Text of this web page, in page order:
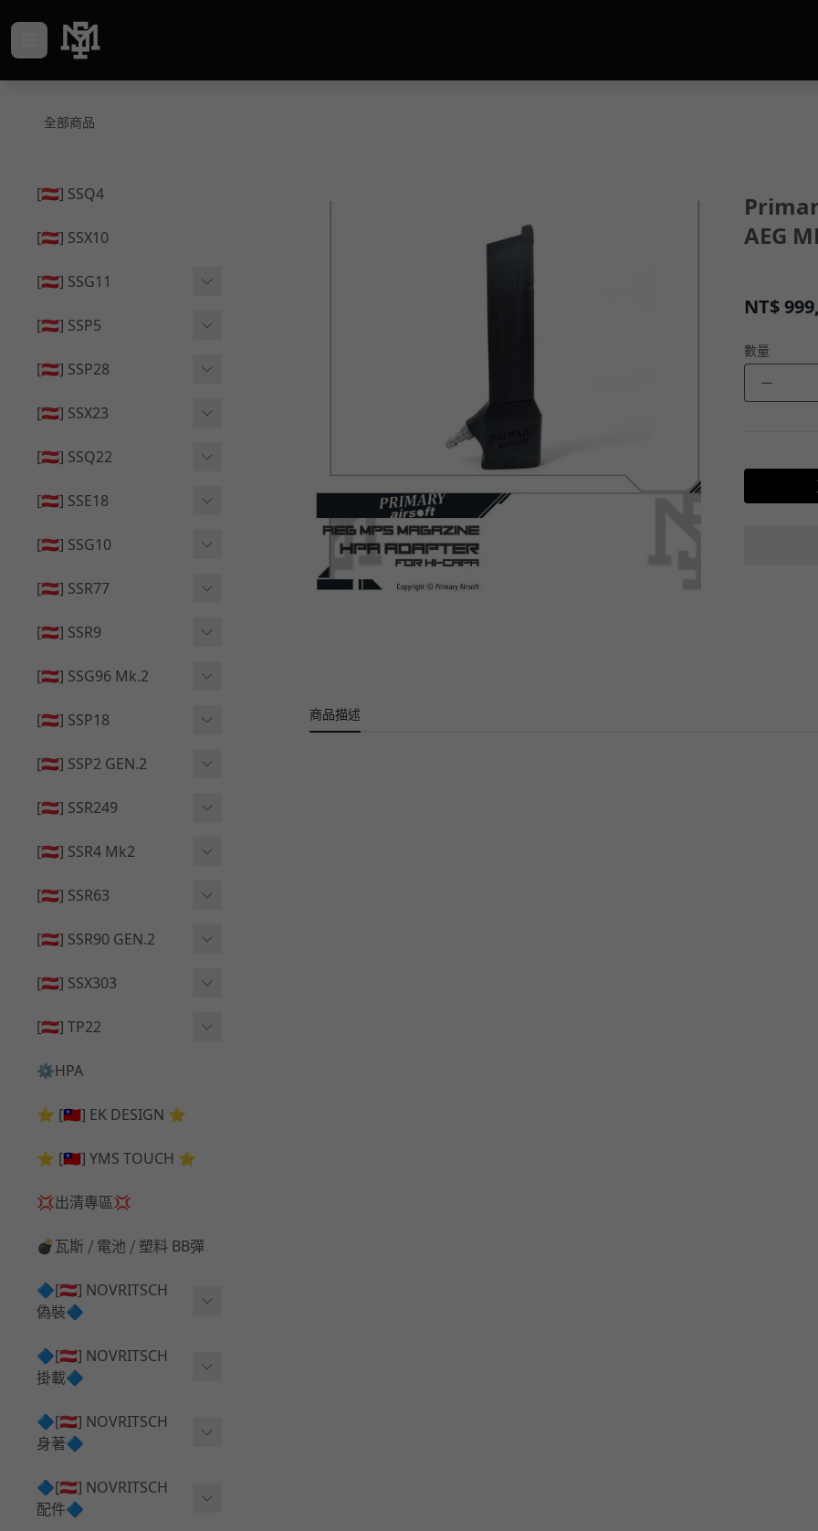
全部商品
[🇦🇹] SSQ4
[🇦🇹] SSX10
[🇦🇹] SSG11
🔄 原廠 ⧸ 零件
[🇦🇹] SSP5
🔄 原廠 ⧸ 零件
[🇦🇹] SSP28
🔄 原廠 ⧸ 零件
[🇦🇹] SSX23
🟦 主體 ⧸ 彈匣
[🇦🇹] SSQ22
🟦 主體 ⧸ 彈匣
[🇦🇹] SSE18
👁️‍🗨️ 外觀 ⧸ 色彩
[🇦🇹] SSG10
🟦 主體 ⧸ 彈匣
[🇦🇹] SSR77
🟦 主體 ⧸ 彈匣
[🇦🇹] SSR9
👁️‍🗨️ 外觀 ⧸ 色彩
[🇦🇹] SSG96 Mk.2
🆙 升級 ⧸ 部件
[🇦🇹] SSP18
👁️‍🗨️ 外觀 ⧸ 色彩
[🇦🇹] SSP2 GEN.2
🔄 原廠 ⧸ 零件
[🇦🇹] SSR249
🟦 主體 ⧸ 彈匣
[🇦🇹] SSR4 Mk2
🟦 主體 ⧸ 彈匣
[🇦🇹] SSR63
🆙 升級 ⧸ 部件
[🇦🇹] SSR90 GEN.2
🆙 升級 ⧸ 部件
[🇦🇹] SSX303
🔄 原廠 ⧸ 零件
🆙 升級 ⧸ 部件
[🇦🇹] TP22
🔄 原廠 ⧸ 零件
🆙 升級 ⧸ 部件
⚙️HPA
⭐ [🇹🇼] EK DESIGN ⭐
⭐ [🇹🇼] YMS TOUCH ⭐
💢出清專區💢
💣瓦斯 ⧸ 電池 ⧸ 塑料 BB彈
🔷[🇦🇹] NOVRITSCH
偽裝🔷
上衣夾克 ⧸ Jacket
兜帽 ⧸ Hood
手持 裝備 ⧸ 偽裝
披肩 ⧸ Shoulder Piece
🔷[🇦🇹] NOVRITSCH
掛載🔷
AR ⧸ DMR 彈匣用
SMG ⧸ SSR90 彈匣用
腰包 ⧸ 萬用包
🔷[🇦🇹] NOVRITSCH
身著🔷
闊邊帽 ⧸ Boonie Hat
戰術背心+前掛 ⧸ Plate Car
🔷[🇦🇹] NOVRITSCH
配件🔷
AEG
NT$
數量
－
商品描述